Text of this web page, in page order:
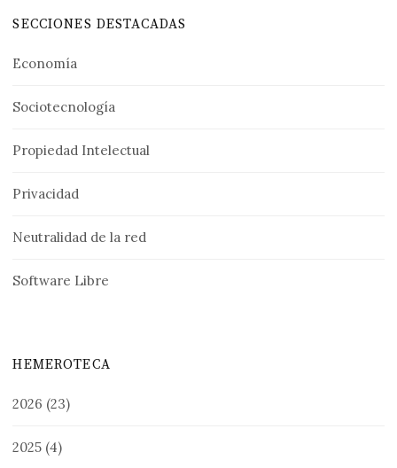
SECCIONES DESTACADAS
Economía
Sociotecnología
Propiedad Intelectual
Privacidad
Neutralidad de la red
Software Libre
HEMEROTECA
2026 (23)
2025 (4)